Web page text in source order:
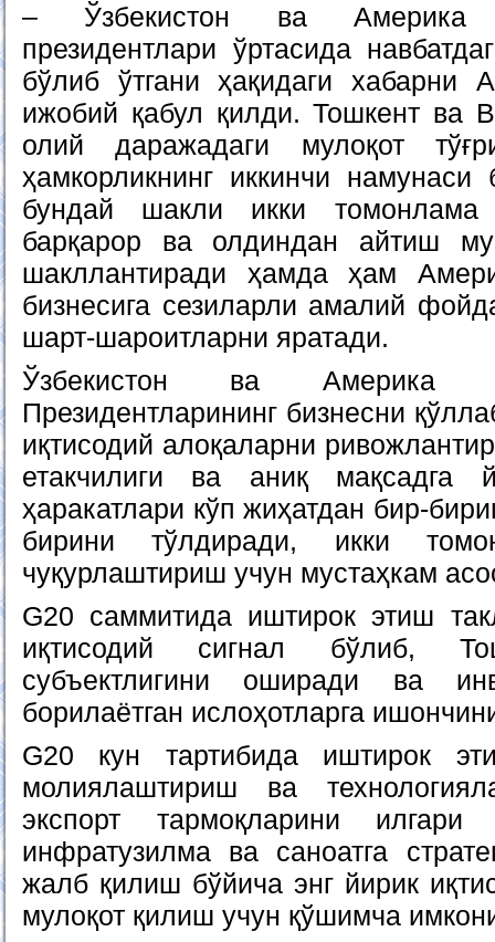
– Ўзбекистон ва Америка
президентлари ўртасида
бўлиб ўтгани ҳақидаги хабарни
ижобий қабул қилди. Тошкент ва
олий даражадаги мулоқот
ҳамкорликнинг иккинчи намунаси
бундай шакли икки томонлама
барқарор ва олдиндан айтиш
шакллантиради ҳамда ҳам
бизнесига сезиларли амалий
шарт-шароитларни яратади.
Ўзбекистон ва Америка
Президентларининг бизнесни
иқтисодий алоқаларни
етакчилиги ва аниқ мақсадга
ҳаракатлари кўп жиҳатдан бир-
бирини тўлдиради, икки
чуқурлаштириш учун мустаҳкам
G20 саммитида иштирок этиш
иқтисодий сигнал бўлиб,
субъектлигини оширади ва
борилаётган ислоҳотларга
G20 кун тартибида иштирок
молиялаштириш ва
экспорт тармоқларини илгари
инфратузилма ва саноатга
жалб қилиш бўйича энг йирик
мулоқот қилиш учун қўшимча